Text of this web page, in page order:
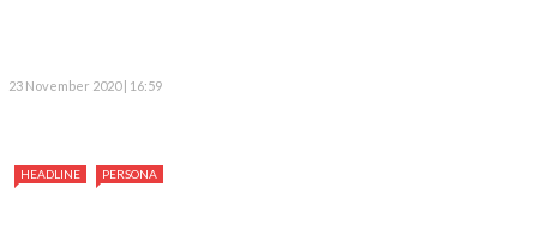
23 November 2020 | 16:59
HEADLINE PERSONA